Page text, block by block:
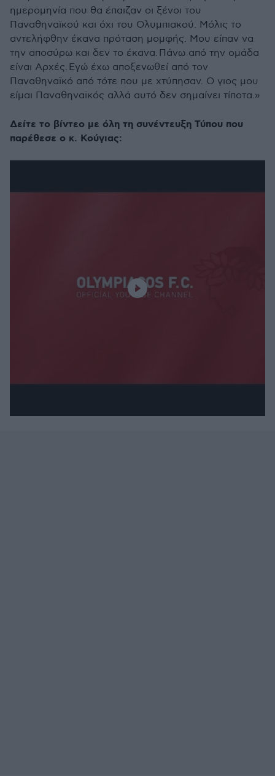
ημερομηνία που θα έπαιζαν οι ξένοι του
Παναθηναϊκού και όχι του Ολυμπιακού. Μόλις το
αντελήφθην έκανα πρόταση μομφής. Μου είπαν να
την αποσύρω και δεν το έκανα. Πάνω από την ομάδα
είναι Αρχές. Εγώ έχω αποξενωθεί από τον
Παναθηναϊκό από τότε που με χτύπησαν. Ο γιος μου
είμαι Παναθηναϊκός αλλά αυτό δεν σημαίνει τίποτα.»
Δείτε το βίντεο με όλη τη συνέντευξη Τύπου που
παρέθεσε ο κ. Κούγιας: